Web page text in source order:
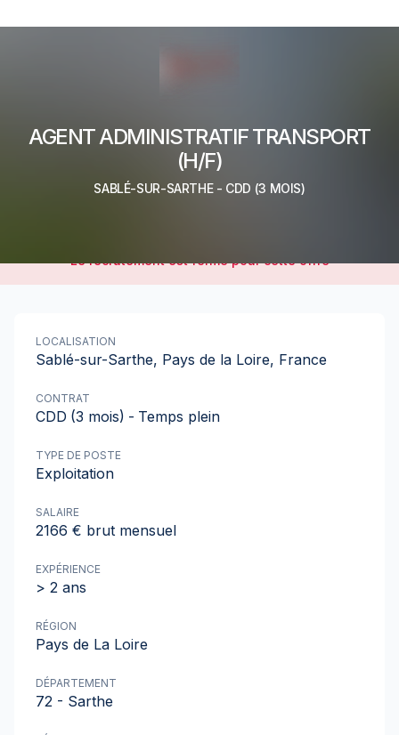
AGENT ADMINISTRATIF TRANSPORT
(H/F)
SABLÉ-SUR-SARTHE - CDD (3 MOIS)
Le recrutement est fermé pour cette offre
LOCALISATION
Sablé-sur-Sarthe, Pays de la Loire, France
CONTRAT
CDD (3 mois) - Temps plein
TYPE DE POSTE
Exploitation
SALAIRE
2166 € brut mensuel
EXPÉRIENCE
> 2 ans
RÉGION
Pays de La Loire
DÉPARTEMENT
72 - Sarthe